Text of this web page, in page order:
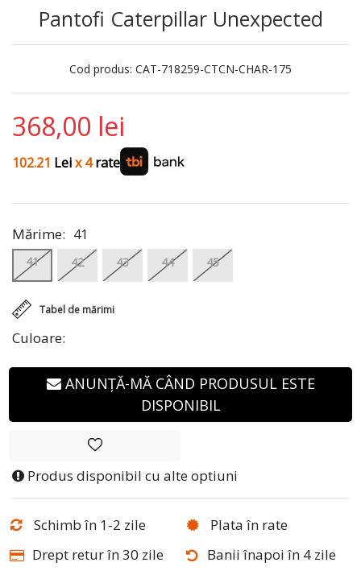
Pantofi Caterpillar Unexpected
Cod produs: CAT-718259-CTCN-CHAR-175
368,00 lei
102.21 Leix 4rate
Culoare:
Tabel de mărimi
Mărime: 41
41 42 43 44 45
ANUNȚĂ-MĂ CÂND PRODUSUL ESTE
DISPONIBIL
Produs disponibil cu alte optiuni
Schimb în 1-2 zile
Plata în rate
Drept retur în 30 zile
Banii înapoi în 4 zile